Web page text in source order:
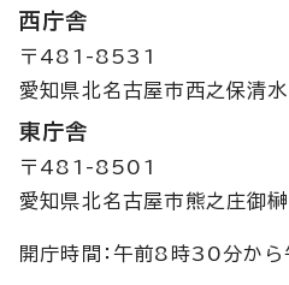
西庁舎
〒481-8531
愛知県北名古屋市西之保清
東庁舎
〒481-8501
愛知県北名古屋市熊之庄御
開庁時間：午前8時30分か